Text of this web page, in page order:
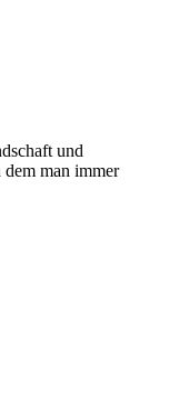
und
dem man immer